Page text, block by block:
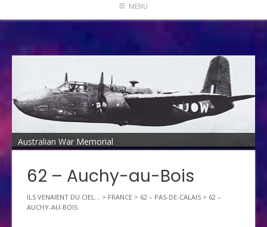
MENU
Australian War Memorial
62 – Auchy-au-Bois
ILS VENAIENT DU CIEL... > FRANCE > 62 – PAS-DE-CALAIS > 62 –
AUCHY-AU-BOIS